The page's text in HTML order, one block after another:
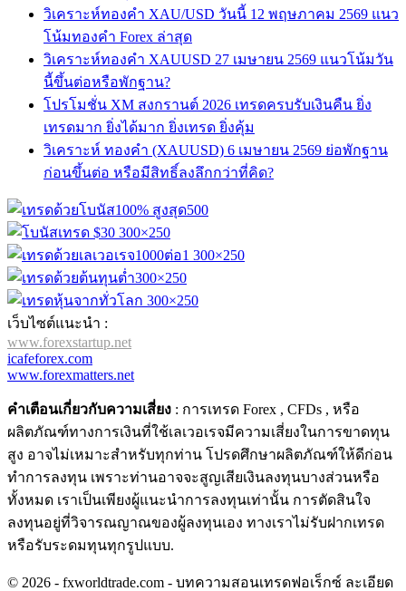
วิเคราะห์ทองคำ XAU/USD วันนี้ 12 พฤษภาคม 2569 แนว
โน้มทองคำ Forex ล่าสุด
วิเคราะห์ทองคำ XAUUSD 27 เมษายน 2569 แนวโน้มวัน
นี้ขึ้นต่อหรือพักฐาน?
โปรโมชั่น XM สงกรานต์ 2026 เทรดครบรับเงินคืน ยิ่ง
เทรดมาก ยิ่งได้มาก ยิ่งเทรด ยิ่งคุ้ม
วิเคราะห์ ทองคำ (XAUUSD) 6 เมษายน 2569 ย่อพักฐาน
ก่อนขึ้นต่อ หรือมีสิทธิ์ลงลึกกว่าที่คิด?
เว็บไซต์แนะนำ :
www.forexstartup.net
icafeforex.com
www.forexmatters.net
คำเตือนเกี่ยวกับความเสี่ยง : การเทรด Forex , CFDs , หรือ
ผลิตภัณฑ์ทางการเงินที่ใช้เลเวอเรจมีความเสี่ยงในการขาดทุน
สูง อาจไม่เหมาะสำหรับทุกท่าน โปรดศึกษาผลิตภัณฑ์ให้ดีก่อน
ทำการลงทุน เพราะท่านอาจจะสูญเสียเงินลงทุนบางส่วนหรือ
ทั้งหมด เราเป็นเพียงผู้แนะนำการลงทุนเท่านั้น การตัดสินใจ
ลงทุนอยู่ที่วิจารณญาณของผู้ลงทุนเอง ทางเราไม่รับฝากเทรด
หรือรับระดมทุนทุกรูปแบบ.
© 2026 - fxworldtrade.com - บทความสอนเทรดฟอเร็กซ์ ละเอียด